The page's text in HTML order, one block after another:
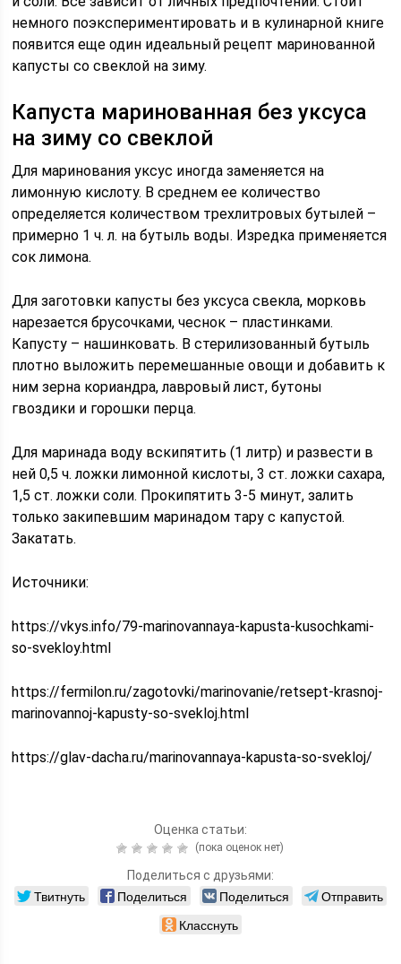
немного поэкспериментировать и в кулинарной книге
появится еще один идеальный рецепт маринованной
капусты со свеклой на зиму.
Капуста маринованная без уксуса
на зиму со свеклой
Для маринования уксус иногда заменяется на
лимонную кислоту. В среднем ее количество
определяется количеством трехлитровых бутылей –
примерно 1 ч. л. на бутыль воды. Изредка применяется
сок лимона.
Для заготовки капусты без уксуса свекла, морковь
нарезается брусочками, чеснок – пластинками.
Капусту – нашинковать. В стерилизованный бутыль
плотно выложить перемешанные овощи и добавить к
ним зерна кориандра, лавровый лист, бутоны
гвоздики и горошки перца.
Для маринада воду вскипятить (1 литр) и развести в
ней 0,5 ч. ложки лимонной кислоты, 3 ст. ложки сахара,
1,5 ст. ложки соли. Прокипятить 3-5 минут, залить
только закипевшим маринадом тару с капустой.
Закатать.
Источники:
https://vkys.info/79-marinovannaya-kapusta-kusochkami-
so-svekloy.html
https://fermilon.ru/zagotovki/marinovanie/retsept-krasnoj-
marinovannoj-kapusty-so-svekloj.html
https://glav-dacha.ru/marinovannaya-kapusta-so-svekloj/
Оценка статьи:
(пока оценок нет)
Поделиться с друзьями:
Твитнуть Поделиться Поделиться
Отправить
Класснуть